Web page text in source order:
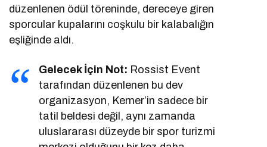
düzenlenen ödül töreninde, dereceye giren
sporcular kupalarını coşkulu bir kalabalığın
eşliğinde aldı.
Gelecek İçin Not: Rossist Event
tarafından düzenlenen bu dev
organizasyon, Kemer’in sadece bir
tatil beldesi değil, aynı zamanda
uluslararası düzeyde bir spor turizmi